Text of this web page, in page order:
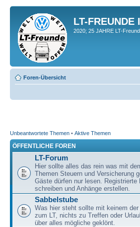
LT-FREUNDE
2020; 25 JAHRE LT-
Foren-Übersicht
Unbeantwortete Themen • Aktive Themen
ÖFFENTLICHE FOREN
LT-Forum
Hier sollte alles das rein was mit
Themen Steuern und Versicherung
Gäste dürfen nur lesen. Registrierte
schreiben und Anhänge erstellen.
Sabbelstube
Was hier steht sollte mit keinem
zum LT, nichts zu Treffen oder
über alles mögliche geklönt.